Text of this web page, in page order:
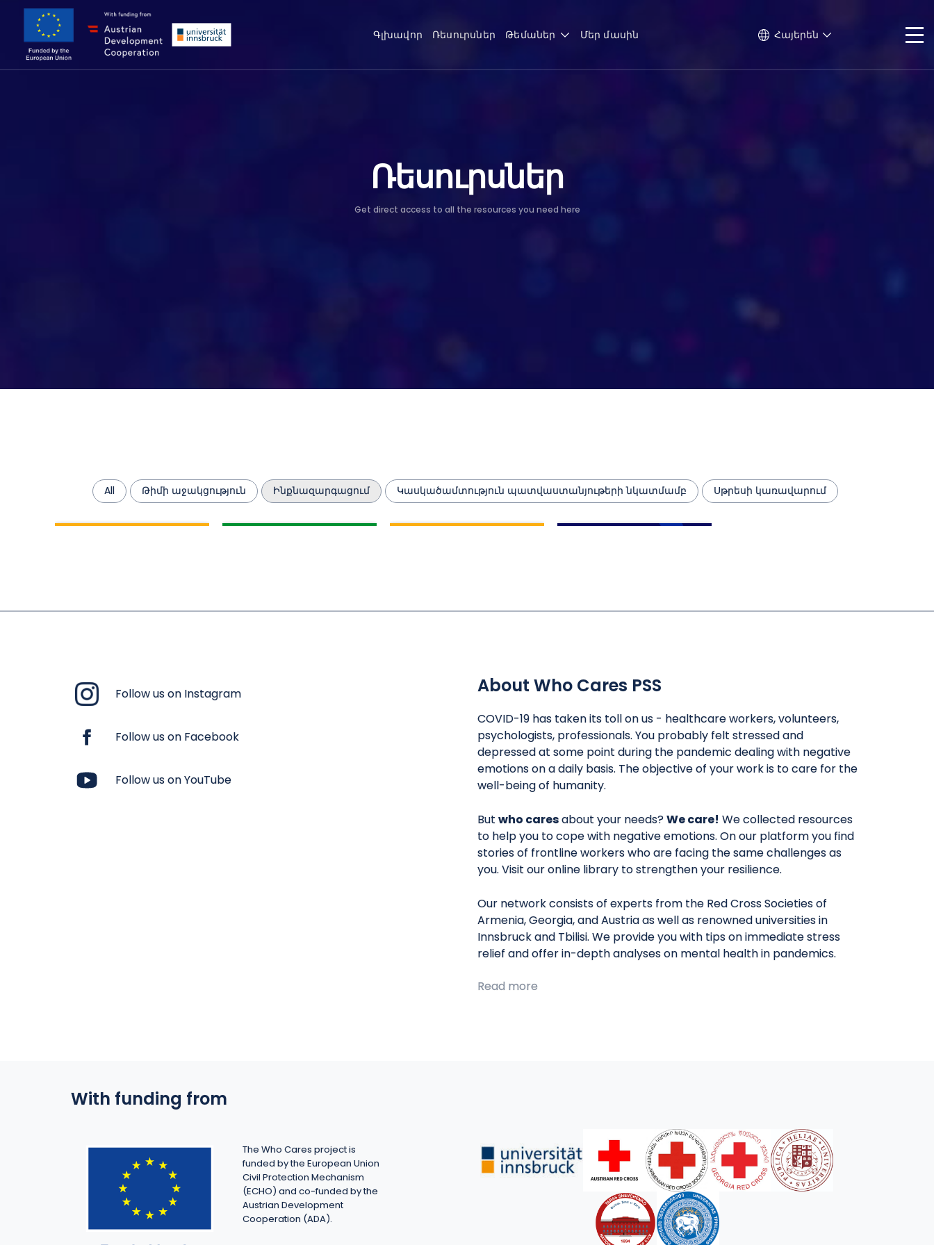
Գլխավոր Ռեսուրսներ Թեմաներ Մեր մասին Հայերեն
Ռեսուրսներ
Get direct access to all the resources you need here
All Թիմի աջակցություն Ինքնազարգացում Կասկածամտություն պատվաստանյութերի նկատմամբ Սթրեսի կառավարում
տեխնիկա
կնպաստեն
Հոգեբանական առաջին
եւ Կարմիր Մահիկի
ընկերությունների համար
Covid-19-ից առաջացած
սթրեսի,
լարվածության
կառավարման քայլերը:
Follow us on Instagram
Follow us on Facebook
Follow us on YouTube
About Who Cares PSS
COVID-19 has taken its toll on us - healthcare workers, volunteers,
psychologists, professionals. You probably felt stressed and
depressed at some point during the pandemic dealing with negative
emotions on a daily basis. The objective of your work is to care for the
well-being of humanity.
But who caresabout your needs?We care! We collected resources
to help you to cope with negative emotions. On our platform you find
stories of frontline workers who are facing the same challenges as
you. Visit our online library to strengthen your resilience.
Our network consists of experts from the Red Cross Societies of
Armenia, Georgia, and Austria as well as renowned universities in
Innsbruck and Tbilisi. We provide you with tips on immediate stress
relief and offer in-depth analyses on mental health in pandemics.
Read more
With funding from
The Who Cares project is
funded by the European Union
Civil Protection Mechanism
(ECHO) and co-funded by the
Austrian Development
Cooperation (ADA).